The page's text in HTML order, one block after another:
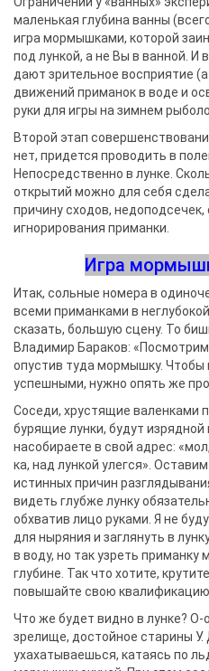
маленькая глубина ванны
игра мормышками, которой
под лункой, а не Вы в ванной. И
дают зрительное восприятие
движений приманок в воде и
руки для игры на зимнем
Второй этап
нет, придется проводить в
Непосредственно в лунке.
открытий можно для себя
причину сходов, недоподсечек,
игнорирования приманки.
Игра
Итак, сольные номера в
всеми приманками в
сказать, большую сцену. То
Владимир Бараков:
опустив туда мормышку.
успешными, нужно опять же
Соседи, хрустящие валенками
бурящие лунки, будут
насобираете в свой адрес:
ка, над лункой улегся».
истинных причин
видеть глубже лунку
обхватив лицо руками. Я не
для ныряния и заглянуть в
в воду, но так узреть
глубине. Так что хотите,
повышайте свою квалификацию.
Что же будет видно в лунке? О-
зрелище, достойное старины У.
ухахатываешься, катаясь по